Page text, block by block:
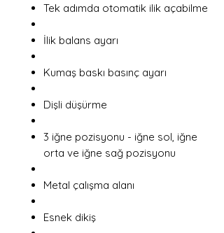
Tek adımda otomatik ilik açabilme
İlik balans ayarı
Kumaş baskı basınç ayarı
Dişli düşürme
3 iğne pozisyonu - iğne sol, iğne
orta ve iğne sağ pozisyonu
Metal çalışma alanı
Esnek dikiş